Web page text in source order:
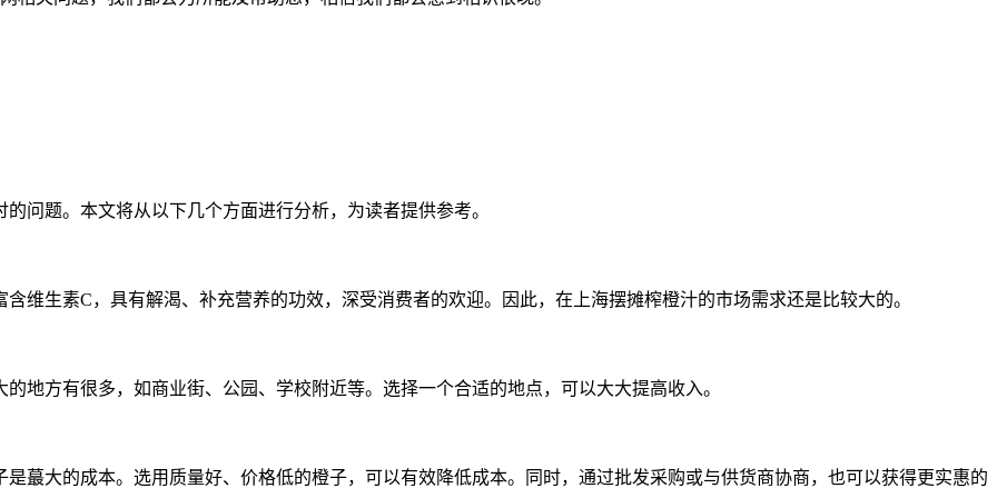
问题。本文将从以下几个方面进行分析，为读者提供参考。
维生素C，具有解渴、补充营养的功效，深受消费者的欢迎。因此，在上海摆摊榨橙汁的市场需求还是比较大的。
地方有很多，如商业街、公园、学校附近等。选择一个合适的地点，可以大大提高收入。
蕞大的成本。选用质量好、价格低的橙子，可以有效降低成本。同时，通过批发采购或与供货商协商，也可以获得更实惠的